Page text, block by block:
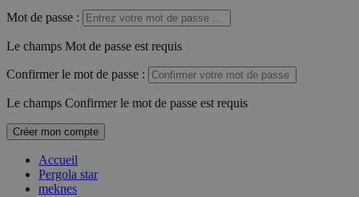
Mot de passe :
Le champs Mot de passe est requis
Confirmer le mot de passe :
Le champs Confirmer le mot de passe est requis
Créer mon compte
Accueil
Pergola star
meknes